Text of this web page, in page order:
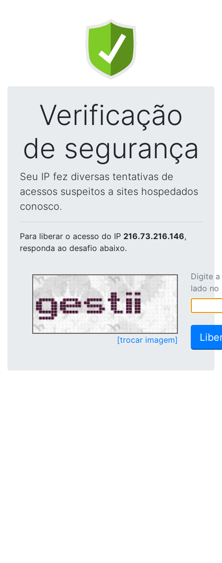
Verificação
de segurança
Seu IP fez diversas tentativas de
acessos suspeitos a sites hospedados
conosco.
Para liberar o acesso do IP 216.73.216.146,
responda ao desafio abaixo.
[trocar imagem]
Digite
lado no